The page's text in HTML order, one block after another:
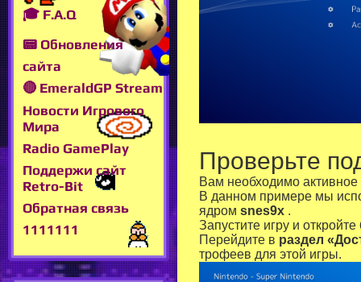
🎓 F.A.Q
📟 Обновления
сайта
🔴 EmeraldGP Stream
Новости Игрового
Мира
Radio GamePlay
Поддержи сайт
Retro-Bit
Обратная связь
1111111
Проверьте
Вам необходимо
В данном примере мы
ядром snes9x .
Запустите игру и откройте
Перейдите в раздел
трофеев для этой игры.